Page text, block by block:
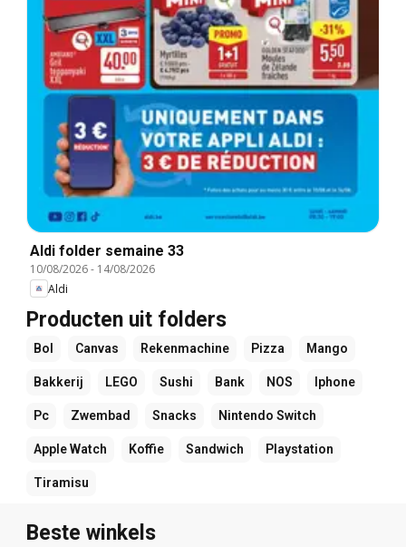
Aldi folder semaine 33
10/08/2026- 14/08/2026
Aldi
Producten uit folders
Bol Canvas Rekenmachine Pizza Mango
Bakkerij LEGO Sushi Bank NOS Iphone
Pc Zwembad Snacks Nintendo Switch
Apple Watch Koffie Sandwich Playstation
Tiramisu
Beste winkels